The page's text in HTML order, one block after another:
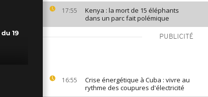
17:55
Kenya : la mort de 15 éléphants
dans un parc fait polémique
PUBLICITÉ
16:55
Crise énergétique à Cuba : vivre au
rythme des coupures d'électricité
19